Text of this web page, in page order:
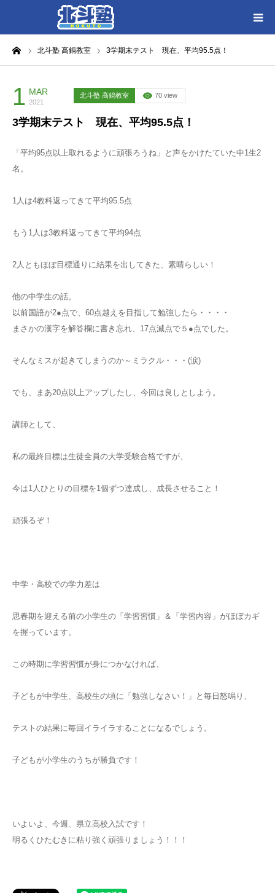
北斗塾 高鍋教室 3学期末テスト 現在、平均95.5点！
1 MAR
2021
北斗塾 高鍋教室 70 view
3学期末テスト 現在、平均95.5点！
「平均95点以上取れるように頑張ろうね」と声をかけたていた中1生2
名。
1人は4教科返ってきて平均95.5点
もう1人は3教科返ってきて平均94点
2人ともほぼ目標通りに結果を出してきた、素晴らしい！
他の中学生の話。
以前国語が2●点で、60点越えを目指して勉強したら・・・・
まさかの漢字を解答欄に書き忘れ、17点減点で５●点でした。
そんなミスが起きてしまうのか～ミラクル・・・(涙)
でも、まあ20点以上アップしたし、今回は良しとしよう。
講師として、
私の最終目標は生徒全員の大学受験合格ですが、
今は1人ひとりの目標を1個ずつ達成し、成長させること！
頑張るぞ！
中学・高校での学力差は
思春期を迎える前の小学生の「学習習慣」＆「学習内容」がほぼカギ
を握っています。
この時期に学習習慣が身につかなければ、
子どもが中学生、高校生の頃に「勉強しなさい！」と毎日怒鳴り、
テストの結果に毎回イライラすることになるでしょう。
子どもが小学生のうちが勝負です！
いよいよ、今週、県立高校入試です！
明るくひたむきに粘り強く頑張りましょう！！！
HOME
各教室別に記事を見る
北斗塾／教室一覧
お問い合わせ